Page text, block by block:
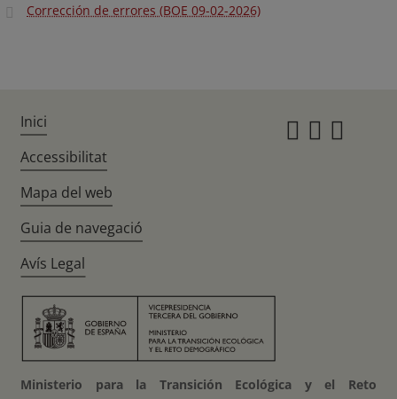
Corrección de errores (BOE 09-02-2026)
Inici
Accessibilitat
Mapa del web
Guia de navegació
Avís Legal
Ministerio para la Transición Ecológica y el Reto